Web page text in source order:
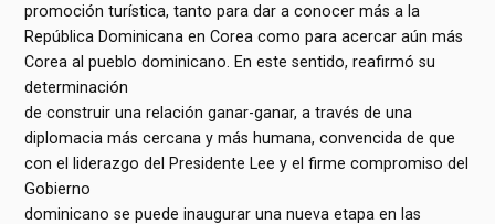
promoción turística, tanto para dar a conocer más a la
República Dominicana en Corea como para acercar aún más
Corea al pueblo dominicano. En este sentido, reafirmó su
determinación
de construir una relación ganar-ganar, a través de una
diplomacia más cercana y más humana, convencida de que
con el liderazgo del Presidente Lee y el firme compromiso del
Gobierno
dominicano se puede inaugurar una nueva etapa en las